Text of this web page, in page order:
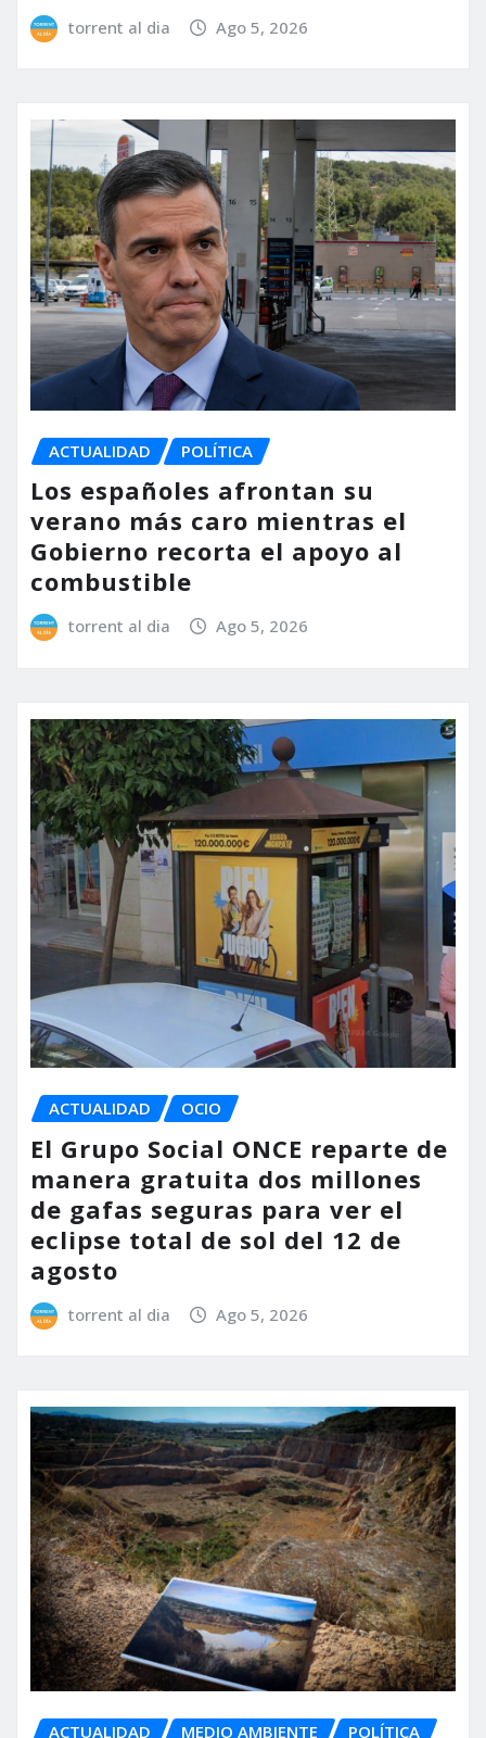
torrent al dia Ago 5, 2026
ACTUALIDAD POLÍTICA
Los españoles afrontan su
verano más caro mientras el
Gobierno recorta el apoyo al
combustible
torrent al dia Ago 5, 2026
ACTUALIDAD OCIO
El Grupo Social ONCE reparte de
manera gratuita dos millones
de gafas seguras para ver el
eclipse total de sol del 12 de
agosto
torrent al dia Ago 5, 2026
ACTUALIDAD MEDIO AMBIENTE POLÍTICA